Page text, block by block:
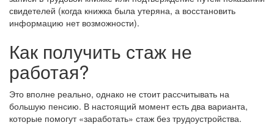
свидетелей (когда книжка была утеряна, а восстановить
информацию нет возможности).
Как получить стаж не
работая?
Это вполне реально, однако не стоит рассчитывать на
большую пенсию. В настоящий момент есть два варианта,
которые помогут «заработать» стаж без трудоустройства.